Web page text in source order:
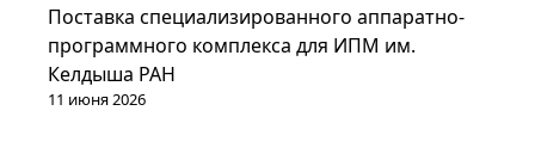
Проекты
11 июня 2026
Поставка специализированного аппаратно-
программного комплекса для ИПМ им.
Келдыша РАН